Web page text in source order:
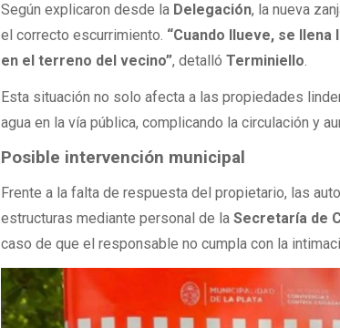
Según explicaron desde la Delegación, la nueva
el correcto escurrimiento. “Cuando llueve, se
en el terreno del vecino”, detallóTerminiello.
Esta situación no solo afecta a las propiedades
agua en la vía pública, complicando la circulación y
Posible intervención municipal
Frente a la falta de respuesta del propietario, las
estructuras mediante personal de laSecretaría de
caso de que el responsable no cumpla con la